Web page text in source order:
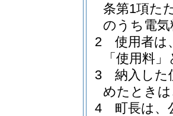
条第1項た
のうち電
2
使用者は
「使用料
3
納入した
めたとき
4
町長は、